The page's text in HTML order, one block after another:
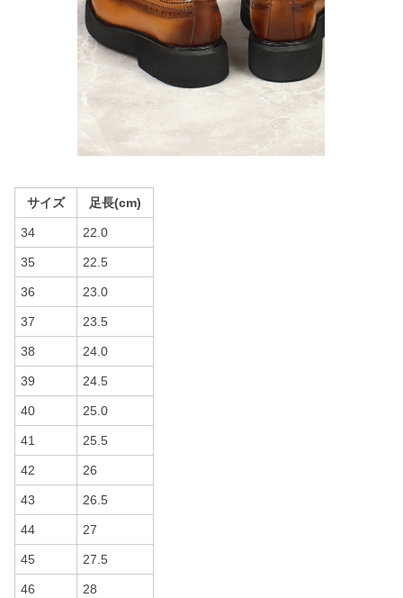
サイズ 足長(cm)
34 22.0
35 22.5
36 23.0
37 23.5
38 24.0
39 24.5
40 25.0
41 25.5
42 26
43 26.5
44 27
45 27.5
46 28